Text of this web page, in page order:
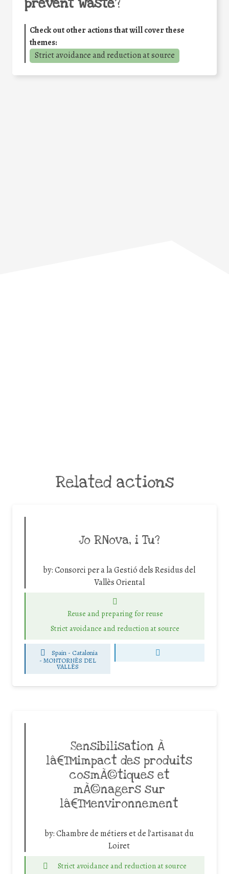
Check out other actions that will cover these
themes:
Strict avoidance and reduction at source
Related actions
Jo RNova, i Tu?
by:Consorci per a la Gestió dels Residus del
Vallès Oriental
Reuse and preparing for reuse
Strict avoidance and reduction at source
Spain - Catalonia
-MONTORNÈS DEL
VALLÈS
Sensibilisation Ã
lâ€™impact des produits
cosmÃ©tiques et
mÃ©nagers sur
lâ€™environnement
by:Chambre de métiers et de l'artisanat du
Loiret
Strict avoidance and reduction at source